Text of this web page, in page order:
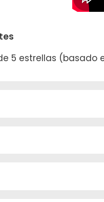
5 estrellas (basado